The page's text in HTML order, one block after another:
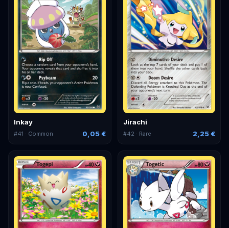
Inkay
#41 · Common 0,05 €
Jirachi
#42 · Rare 2,25 €